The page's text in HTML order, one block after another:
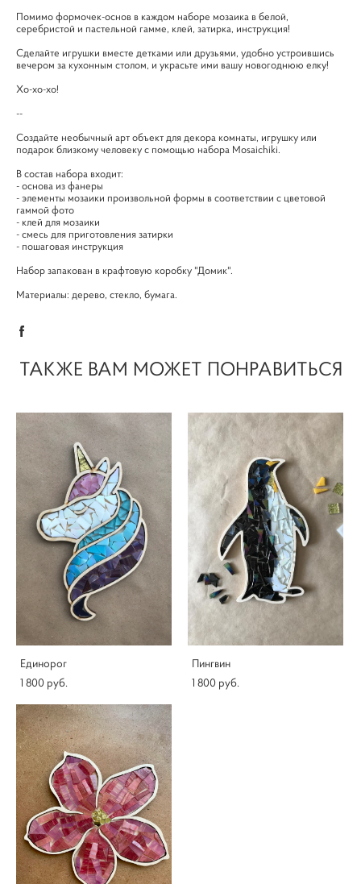
Помимо формочек-основ в каждом наборе мозаика в белой,
серебристой и пастельной гамме, клей, затирка, инструкция!
Сделайте игрушки вместе детками или друзьями, удобно устроившись
вечером за кухонным столом, и украсьте ими вашу новогоднюю елку!
Хо-хо-хо!
--
Создайте необычный арт объект для декора комнаты, игрушку или
подарок близкому человеку с помощью набора Mosaichiki.
В состав набора входит:
- основа из фанеры
- элементы мозаики произвольной формы в соответствии с цветовой
гаммой фото
- клей для мозаики
- смесь для приготовления затирки
- пошаговая инструкция
Набор запакован в крафтовую коробку "Домик".
Материалы: дерево, стекло, бумага.
ТАКЖЕ ВАМ МОЖЕТ ПОНРАВИТЬСЯ
Единорог
1 800 pуб.
Пингвин
1 800 pуб.